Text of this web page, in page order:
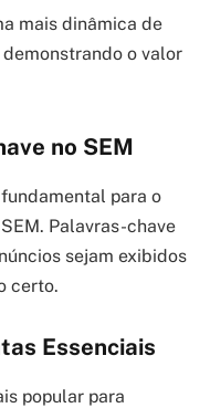
mais dinâmica de
o valor
no SEM
para o
Palavras-chave
sejam exibidos
certo.
Essenciais
popular para